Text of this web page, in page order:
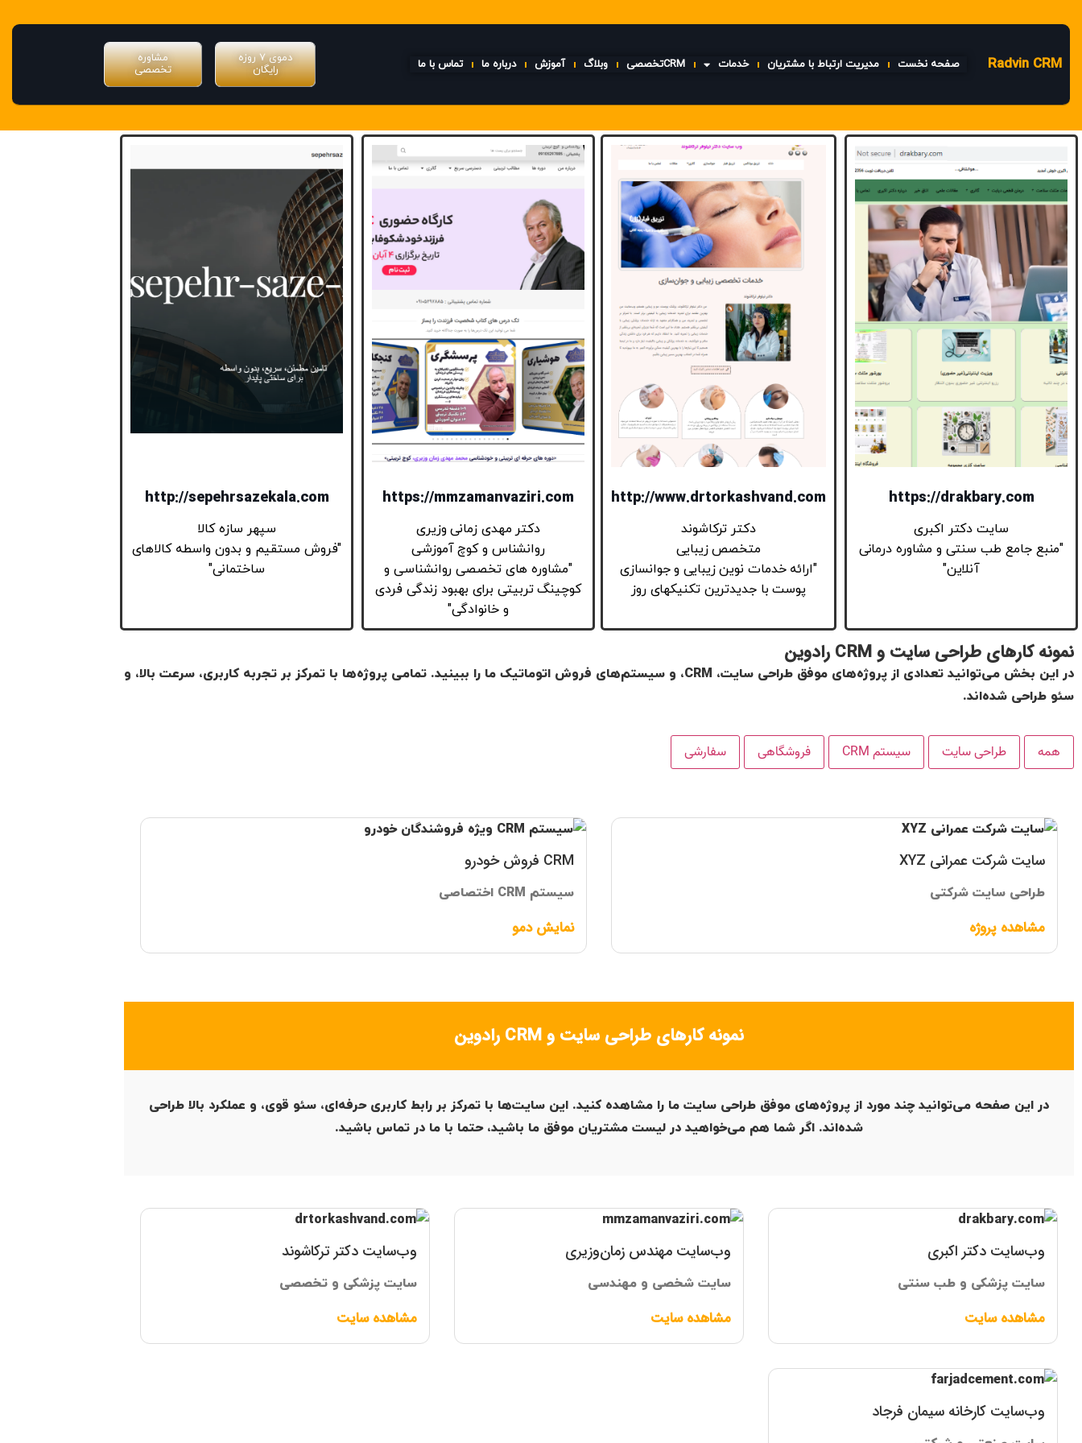
Radvin CRM صفحه نخست مدیریت ارتباط با مشتریان خدمات CRMتخصصی وبلاگ آموزش درباره ما تماس با ما
دموی ۷ روزه
رایگان
مشاوره
تخصصی
https://drakbary.com
سایت دکتر اکبری
"منبع جامع طب سنتی و مشاوره درمانی
آنلاین"
http://www.drtorkashvand.com
دکتر ترکاشوند
متخصص زیبایی
"ارائه خدمات نوین زیبایی و جوانسازی
پوست با جدیدترین تکنیکهای روز
https://mmzamanvaziri.com
دکتر مهدی زمانی وزیری
روانشناس و کوچ آموزشی
"مشاوره های تخصصی روانشناسی و
کوچینگ تربیتی برای بهبود زندگی فردی
و خانوادگی"
http://sepehrsazekala.com
سپهر سازه کالا
"فروش مستقیم و بدون واسطه کالاهای
ساختمانی"
نمونه‌ کارهای طراحی سایت و CRM رادوین
در این بخش می‌توانید تعدادی از پروژه‌های موفق طراحی سایت، CRM، و سیستم‌های فروش اتوماتیک ما را ببینید. تمامی پروژه‌ها با تمرکز بر تجربه کاربری، سرعت بالا، و
سئو طراحی شده‌اند.
همه طراحی سایت سیستم CRM فروشگاهی سفارشی
سایت شرکت عمرانی XYZ
طراحی سایت شرکتی
مشاهده پروژه
CRM فروش خودرو
سیستم CRM اختصاصی
نمایش دمو
نمونه کارهای طراحی سایت و CRM رادوین
در این صفحه می‌توانید چند مورد از پروژه‌های موفق طراحی سایت ما را مشاهده کنید. این سایت‌ها با تمرکز بر رابط کاربری حرفه‌ای، سئو قوی، و عملکرد بالا طراحی
شده‌اند. اگر شما هم می‌خواهید در لیست مشتریان موفق ما باشید، حتما با ما در تماس باشید.
وب‌سایت دکتر اکبری
سایت پزشکی و طب سنتی
مشاهده سایت
وب‌سایت مهندس زمان‌وزیری
سایت شخصی و مهندسی
مشاهده سایت
وب‌سایت دکتر ترکاشوند
سایت پزشکی و تخصصی
مشاهده سایت
وب‌سایت کارخانه سیمان فرجاد